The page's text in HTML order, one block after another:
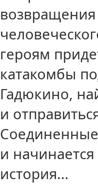
героям
катакомбы
Гадюкино,
и
и
история...